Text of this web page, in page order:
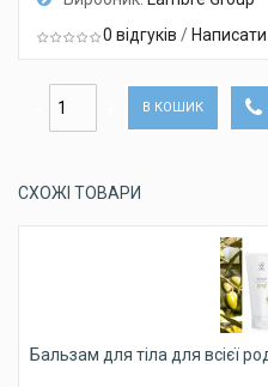
0 відгуків / Написати
В КОШИК
СХОЖІ ТОВАРИ
Бальзам для тіла для всієї